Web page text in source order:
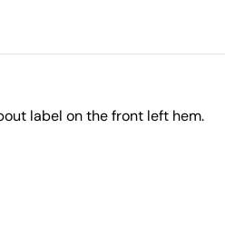
label on the front left hem.